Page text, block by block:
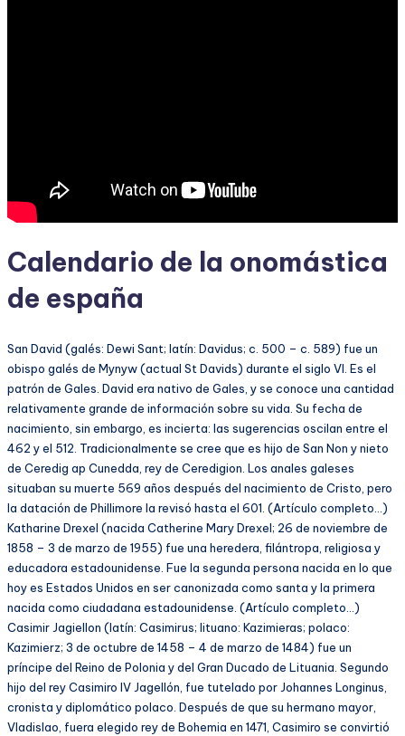
Calendario de la onomástica
de españa
San David (galés: Dewi Sant; latín: Davidus; c. 500 – c. 589) fue un
obispo galés de Mynyw (actual St Davids) durante el siglo VI. Es el
patrón de Gales. David era nativo de Gales, y se conoce una cantidad
relativamente grande de información sobre su vida. Su fecha de
nacimiento, sin embargo, es incierta: las sugerencias oscilan entre el
462 y el 512. Tradicionalmente se cree que es hijo de San Non y nieto
de Ceredig ap Cunedda, rey de Ceredigion. Los anales galeses
situaban su muerte 569 años después del nacimiento de Cristo, pero
la datación de Phillimore la revisó hasta el 601. (Artículo completo…)
Katharine Drexel (nacida Catherine Mary Drexel; 26 de noviembre de
1858 – 3 de marzo de 1955) fue una heredera, filántropa, religiosa y
educadora estadounidense. Fue la segunda persona nacida en lo que
hoy es Estados Unidos en ser canonizada como santa y la primera
nacida como ciudadana estadounidense. (Artículo completo…)
Casimir Jagiellon (latín: Casimirus; lituano: Kazimieras; polaco:
Kazimierz; 3 de octubre de 1458 – 4 de marzo de 1484) fue un
príncipe del Reino de Polonia y del Gran Ducado de Lituania. Segundo
hijo del rey Casimiro IV Jagellón, fue tutelado por Johannes Longinus,
cronista y diplomático polaco. Después de que su hermano mayor,
Vladislao, fuera elegido rey de Bohemia en 1471, Casimiro se convirtió